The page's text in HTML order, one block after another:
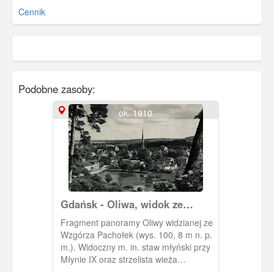
Cennik
Podobne zasoby:
ok. 1910
Gdańsk - Oliwa, widok ze
Wzgórza Pachołek (Karlsberg)
Fragment panoramy Oliwy widzianej ze
Wzgórza Pachołek (wys. 100, 8 m n. p.
m.). Widoczny m. in. staw młyński przy
Młynie IX oraz strzelista wieża